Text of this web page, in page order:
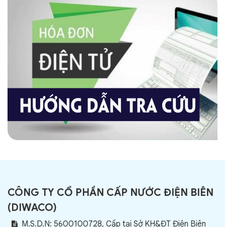
CÔNG TY CỔ PHẦN CẤP NƯỚC ĐIỆN BIÊN
(DIWACO)
M.S.D.N: 5600100728, Cấp tại Sở KH&ĐT Điện Biên